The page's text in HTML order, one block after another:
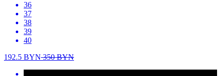
36
37
38
39
40
192.5 BYN350BYN